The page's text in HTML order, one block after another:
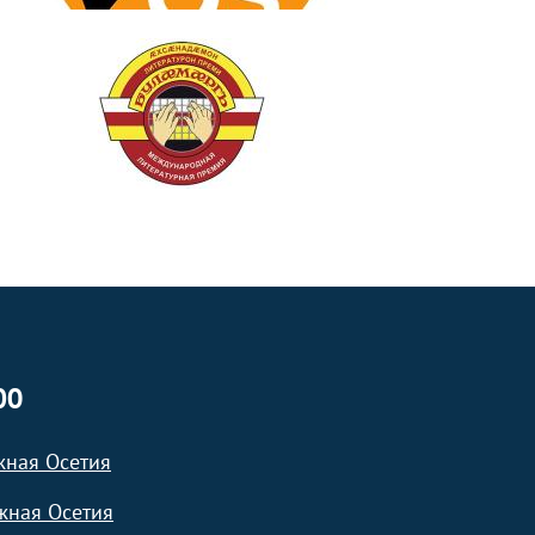
Осетия
Осетия